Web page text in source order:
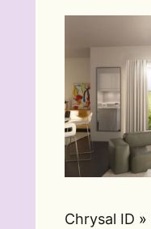
Chrysal ID »